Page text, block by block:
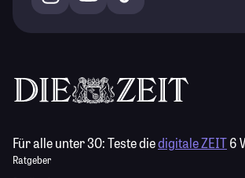
Für alle unter 30:Teste diedigitale ZEIT6
Ratgeber